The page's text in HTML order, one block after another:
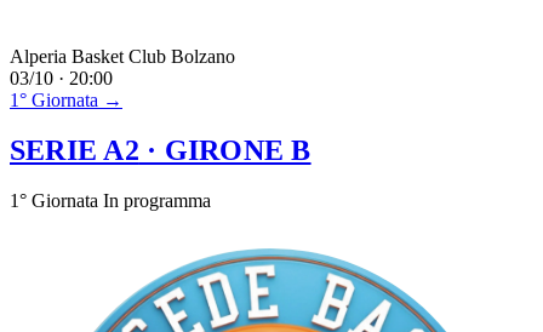
Alperia Basket Club Bolzano
03/10 · 20:00
1° Giornata →
SERIE A2 · GIRONE B
1° Giornata In programma